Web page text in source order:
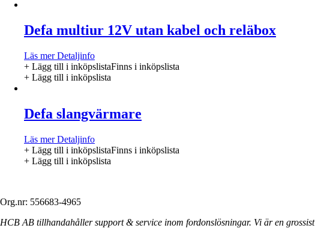
Defa multiur 12V utan kabel och reläbox
Läs merDetaljinfo
+ Lägg till i inköpslistaFinns i inköpslista
+ Lägg till i inköpslista
Defa slangvärmare
Läs merDetaljinfo
+ Lägg till i inköpslistaFinns i inköpslista
+ Lägg till i inköpslista
Org.nr: 556683-4965
HCB AB tillhandahåller support & service inom fordonslösningar. Vi är en